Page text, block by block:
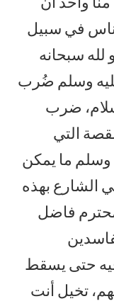
في سبيل
لله سبحانه
عليه وسلم ضُرب
ضرب
التي
وسلم ما يمكن
الشارع بهذه
فاضل
حتى يسقط
تخيل أنت